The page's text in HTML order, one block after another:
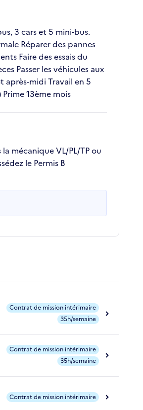
3 cars et 5 mini-bus.
Réparer des pannes
Faire des essais du
Passer les véhicules aux
midi Travail en 5
13ème mois
mécanique VL/PL/TP ou
le Permis B
Contrat de mission intérimaire
35h/semaine
Contrat de mission intérimaire
35h/semaine
Contrat de mission intérimaire